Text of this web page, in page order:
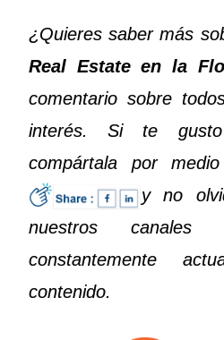
¿Quieres saber más
Real Estate en la
comentario sobre
interés. Si te gusto
compártala por
y no
nuestros canales
constantemente
contenido.